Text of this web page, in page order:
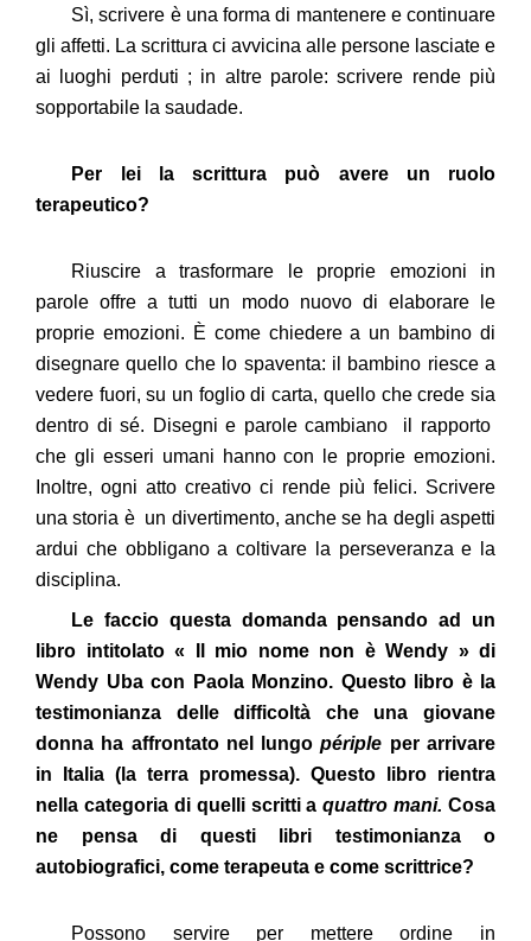
Sì, scrivere è una forma di mantenere e continuare
gli affetti. La scrittura ci avvicina alle persone lasciate e
ai luoghi perduti ; in altre parole: scrivere rende più
sopportabile la saudade.
Per lei la scrittura può avere un ruolo
terapeutico?
Riuscire a trasformare le proprie emozioni in
parole offre a tutti un modo nuovo di elaborare le
proprie emozioni. È come chiedere a un bambino di
disegnare quello che lo spaventa: il bambino riesce a
vedere fuori, su un foglio di carta, quello che crede sia
dentro di sé. Disegni e parole cambiano il rapporto
che gli esseri umani hanno con le proprie emozioni.
Inoltre, ogni atto creativo ci rende più felici. Scrivere
una storia è un divertimento, anche se ha degli aspetti
ardui che obbligano a coltivare la perseveranza e la
disciplina.
Le faccio questa domanda pensando ad un
libro intitolato « Il mio nome non è Wendy » di
Wendy Uba con Paola Monzino. Questo libro è la
testimonianza delle difficoltà che una giovane
donna ha affrontato nel lungopériple per arrivare
in Italia (la terra promessa). Questo libro rientra
nella categoria di quelli scritti aquattro mani. Cosa
ne pensa di questi libri testimonianza o
autobiografici, come terapeuta e come scrittrice?
Possono servire per mettere ordine in